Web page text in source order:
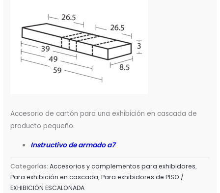
Accesorio de cartón para una exhibición en cascada de
producto pequeño.
Instructivo de armado a7
Categorías:Accesorios y complementos para exhibidores,
Para exhibición en cascada,Para exhibidores de PISO /
EXHIBICIÓN ESCALONADA